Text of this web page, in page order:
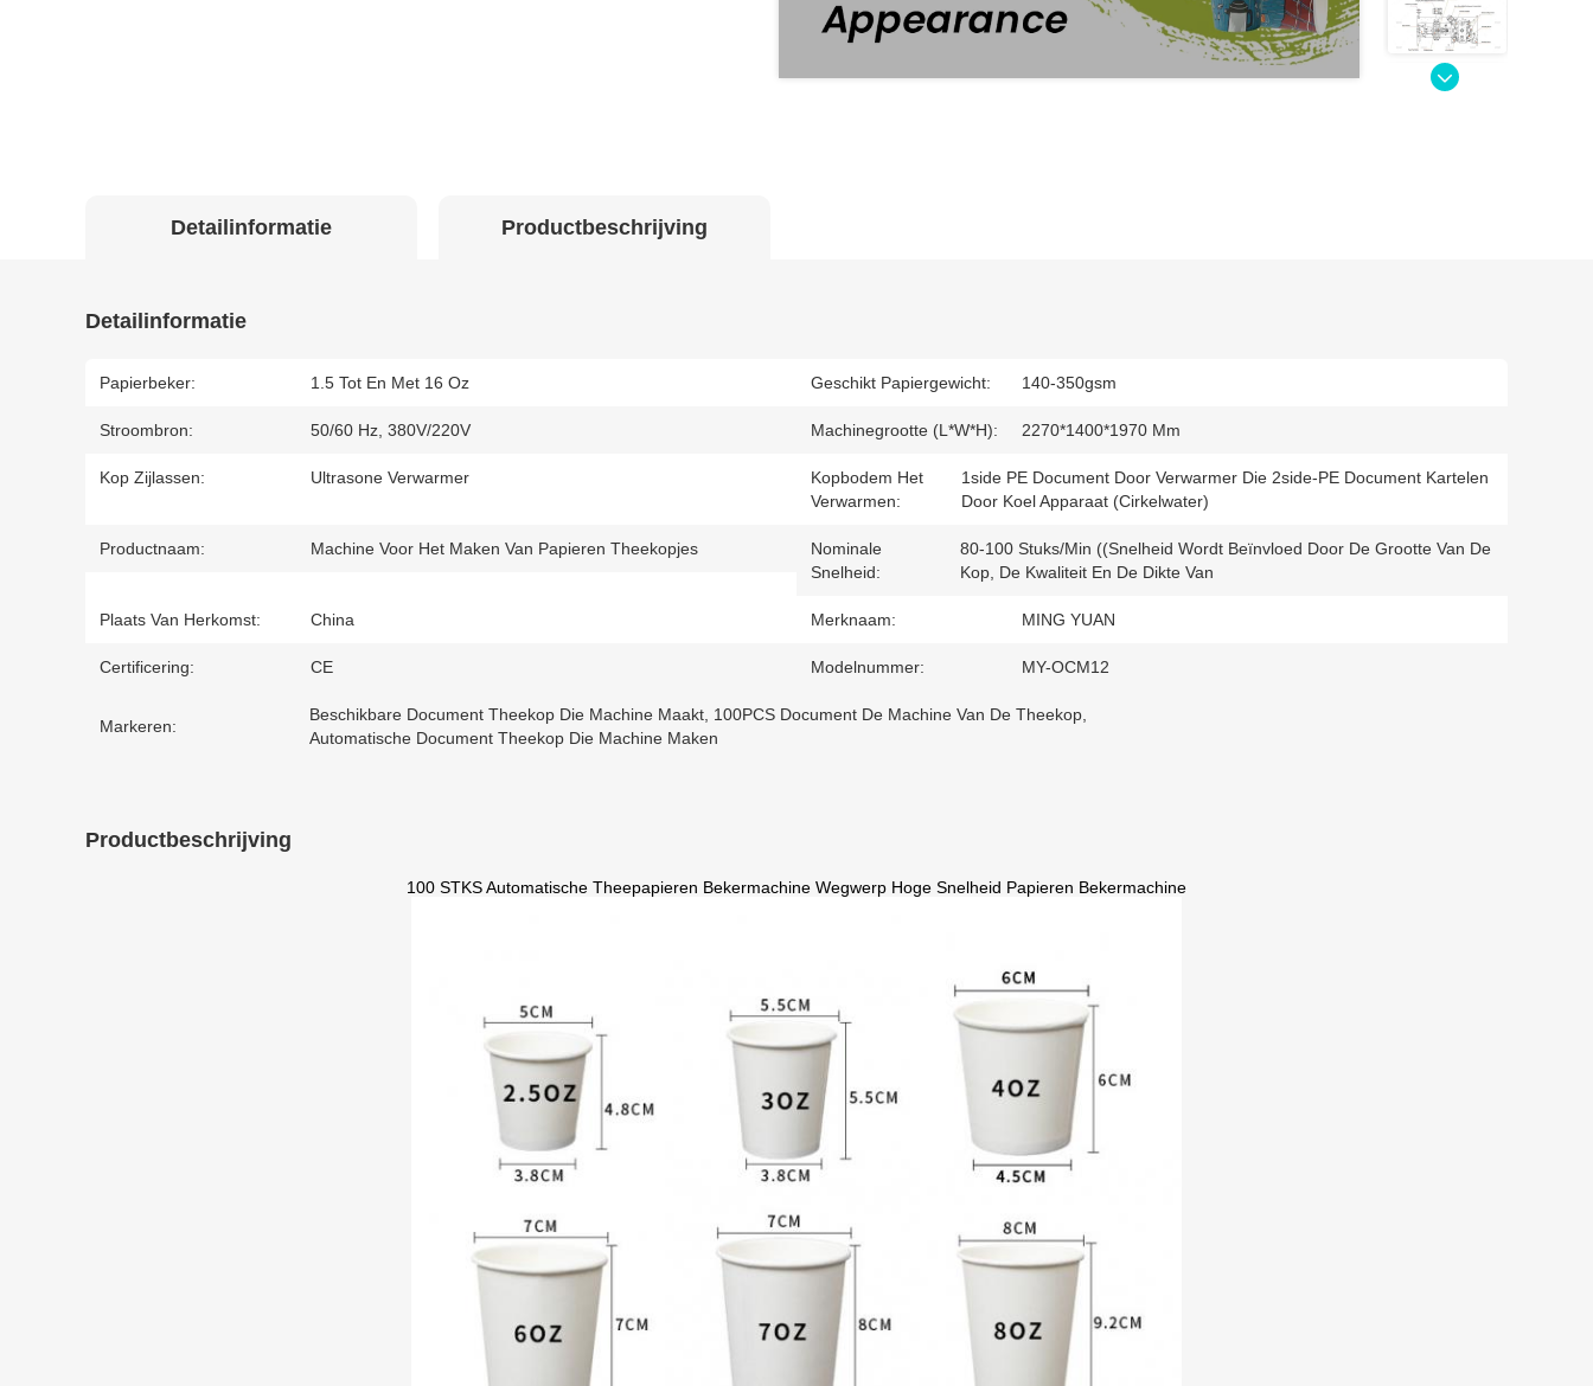
Detailinformatie Productbeschrijving
Detailinformatie
Papierbeker: 1.5 Tot En Met 16 Oz Geschikt Papiergewicht: 140-350gsm
Stroombron: 50/60 Hz, 380V/220V Machinegrootte (L*W*H): 2270*1400*1970 Mm
Kop Zijlassen: Ultrasone Verwarmer
Kopbodem Het
Verwarmen:
1side PE Document Door Verwarmer Die 2side-PE Document Kartelen
Door Koel Apparaat (cirkelwater)
Productnaam: Machine Voor Het Maken Van Papieren Theekopjes
Nominale
Snelheid:
80-100 Stuks/min ((Snelheid Wordt Beïnvloed Door De Grootte Van De
Kop, De Kwaliteit En De Dikte Van
Plaats Van Herkomst: China Merknaam: MING YUAN
Certificering: CE Modelnummer: MY-OCM12
Markeren:
Beschikbare Document Theekop Die Machine Maakt 100PCS Document De Machine Van De Theekop
Automatische Document Theekop Die Machine Maken
Productbeschrijving
100 STKS Automatische Theepapieren Bekermachine Wegwerp Hoge Snelheid Papieren Bekermachine